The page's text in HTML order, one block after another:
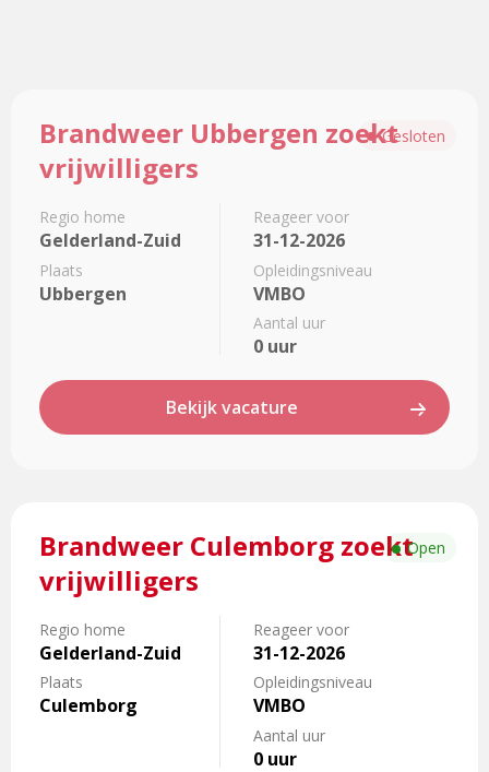
Brandweer Ubbergen zoekt
vrijwilligers
Regio home
Gelderland-Zuid
Plaats
Ubbergen
Reageer voor
31-12-2026
Opleidingsniveau
VMBO
Aantal uur
0 uur
Bekijk vacature
Gesloten
meer
Brandweer
Ubbergen
zoekt
vrijwilligers
Brandweer Culemborg zoekt
vrijwilligers
Regio home
Gelderland-Zuid
Plaats
Culemborg
Reageer voor
31-12-2026
Opleidingsniveau
VMBO
Aantal uur
0 uur
Open
meer
Brandweer
Culemborg
zoekt
vrijwilligers